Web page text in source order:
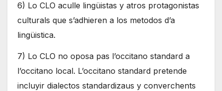
6) Lo CLO aculle lingüistas y atros protagonistas
culturals que s’adhieren a los metodos d’a
lingüistica.
7) Lo CLO no oposa pas l’occitano standard a
l’occitano local. L’occitano standard pretende
incluyir dialectos standardizaus y converchents